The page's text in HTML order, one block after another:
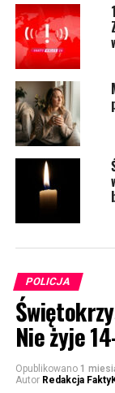
POLICJA
Nie żyje
Opublikowano 1
Autor Redakcja